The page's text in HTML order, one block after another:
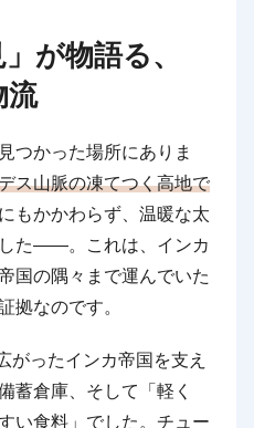
が物語る、
流
つかった場所にありま
ス山脈の凍てつく高地で
もかかわらず、温暖な太
た——。これは、インカ
国の隅々まで運んでいた
拠なのです。
がったインカ帝国を支え
蓄倉庫、そして「軽く
い食料」でした。チュー